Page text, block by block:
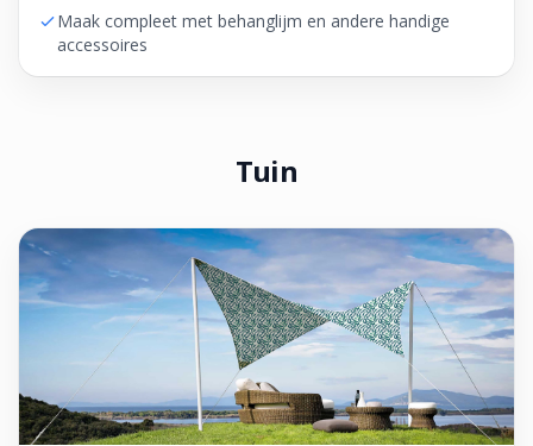
Maak compleet met behanglijm en andere handige
accessoires
Tuin